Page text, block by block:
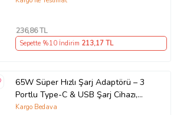
236,86 TL
Sepette %10 İndirim 213,17 TL
65W Süper Hızlı Şarj Adaptörü – 3
Portlu Type-C & USB Şarj Cihazı,
GaN Teknolojili 65W Hızlı Şarj Cihazı
Kargo Bedava